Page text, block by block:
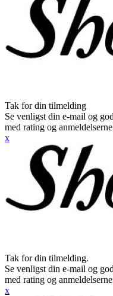
Tak for din tilmelding
Se venligst din e-mail og
med rating og
x
Tak for din tilmelding.
Se venligst din e-mail og
med rating og
x